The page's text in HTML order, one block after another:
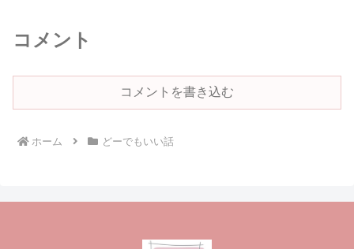
コメント
コメントを書き込む
ホーム どーでもいい話